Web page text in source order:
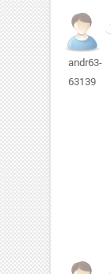
andr63-
63139